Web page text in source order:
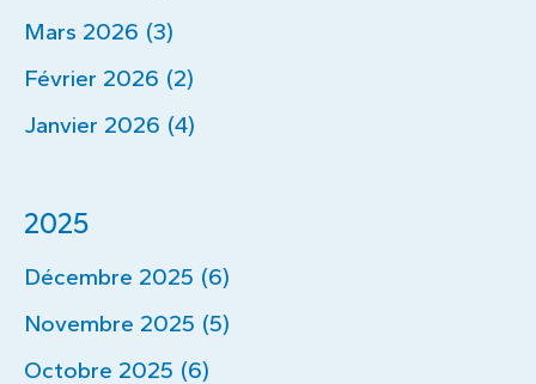
Mars 2026 (3)
Février 2026 (2)
Janvier 2026 (4)
2025
Décembre 2025 (6)
Novembre 2025 (5)
Octobre 2025 (6)